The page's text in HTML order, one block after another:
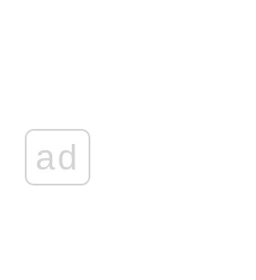
ad